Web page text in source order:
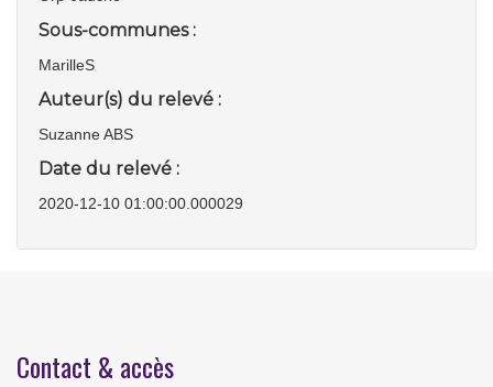
Sous-communes :
MarilleS
Auteur(s) du relevé :
Suzanne ABS
Date du relevé :
2020-12-10 01:00:00.000029
Contact & accès